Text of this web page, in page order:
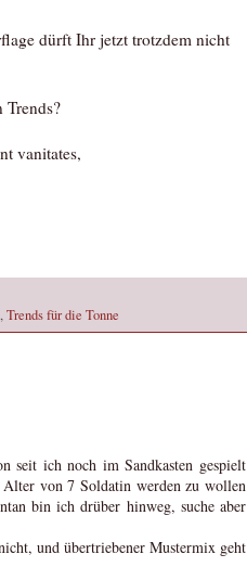
dürft Ihr jetzt trotzdem nicht
Trends?
vanitates,
,Trends für die Tonne
seit ich noch im Sandkasten gespielt
von 7 Soldatin werden zu wollen
bin ich drüber hinweg, suche aber
und übertriebener Mustermix geht